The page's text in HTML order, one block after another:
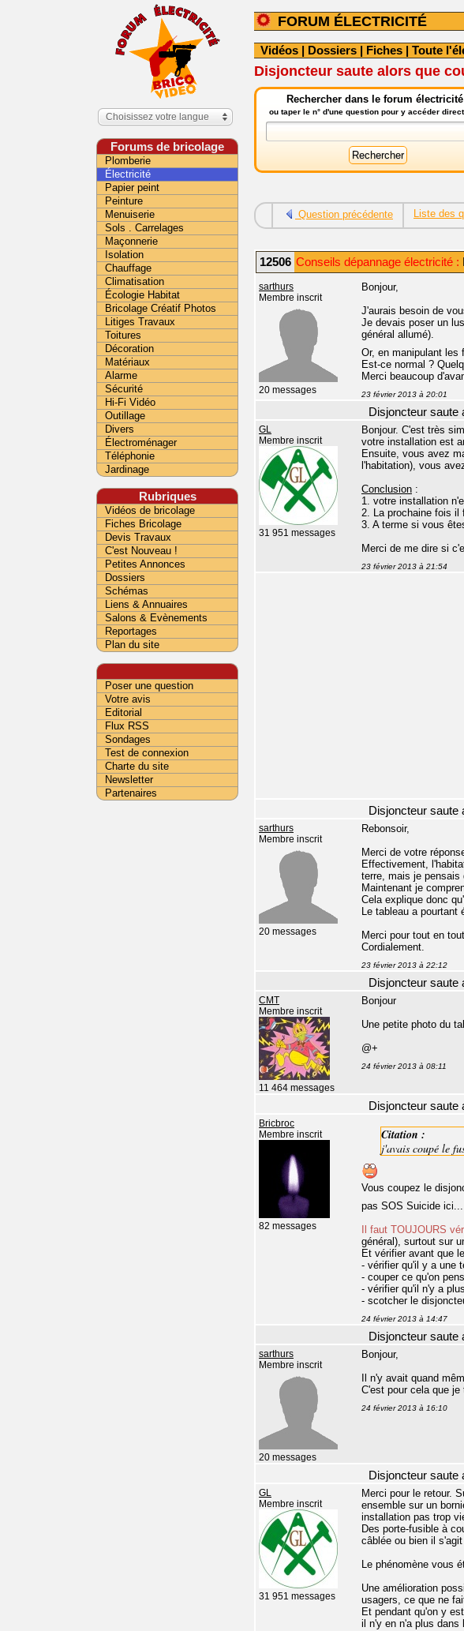
FORUM ÉLECTRICITÉ
Vidéos | Dossiers | Fiches | Toute
Disjoncteur saute alors que
Rechercher dans le forum
ou taper le n° d'une question pour y accéder
Question précédente Liste des
12506 Conseils dépannage électricité :
sarthurs
Membre inscrit
20 messages
Bonjour,
J'aurais besoin de
Je devais poser un
général allumé).
Or, en manipulant les
Est-ce normal ?
Merci beaucoup
23 février 2013 à 20:01
Disjoncteur saute
GL
Membre inscrit
31 951 messages
Bonjour. C'est très
votre installation est
Ensuite, vous avez
l'habitation), vous
Conclusion :
1. votre installation
2. La prochaine fois il
3. A terme si vous
Merci de me dire si
23 février 2013 à 21:54
Disjoncteur saute
sarthurs
Membre inscrit
20 messages
Rebonsoir,
Merci de votre
Effectivement,
terre, mais je pensais
Maintenant je
Cela explique donc
Le tableau a
Merci pour tout en
Cordialement.
23 février 2013 à 22:12
Disjoncteur saute
CMT
Membre inscrit
11 464 messages
Bonjour
Une petite photo du
@+
24 février 2013 à 08:11
Disjoncteur saute
Bricbroc
Membre inscrit
82 messages
Citation :
j'avais coupé le
Vous coupez le
pas SOS Suicide ici...
Il faut TOUJOURS
général), surtout sur
Et vérifier avant que
- vérifier qu'il y a une
- couper ce qu'on
- vérifier qu'il n'y a
- scotcher le
24 février 2013 à 14:47
Disjoncteur saute
sarthurs
Membre inscrit
20 messages
Bonjour,
Il n'y avait quand
C'est pour cela que
24 février 2013 à 16:10
Disjoncteur saute
GL
Membre inscrit
31 951 messages
Merci pour le retour.
ensemble sur un
installation pas trop
Des porte-fusible à
câblée ou bien il
Le phénomène vous
Une amélioration
usagers, ce que ne
Et pendant qu'on y
il n'y en n'a plus
Choisissez votre langue
Forums de bricolage
Plomberie
Électricité
Papier peint
Peinture
Menuiserie
Sols . Carrelages
Maçonnerie
Isolation
Chauffage
Climatisation
Écologie Habitat
Bricolage Créatif Photos
Litiges Travaux
Toitures
Décoration
Matériaux
Alarme
Sécurité
Hi-Fi Vidéo
Outillage
Divers
Électroménager
Téléphonie
Jardinage
Rubriques
Vidéos de bricolage
Fiches Bricolage
Devis Travaux
C'est Nouveau !
Petites Annonces
Dossiers
Schémas
Liens & Annuaires
Salons & Evènements
Reportages
Plan du site
Poser une question
Votre avis
Editorial
Flux RSS
Sondages
Test de connexion
Charte du site
Newsletter
Partenaires